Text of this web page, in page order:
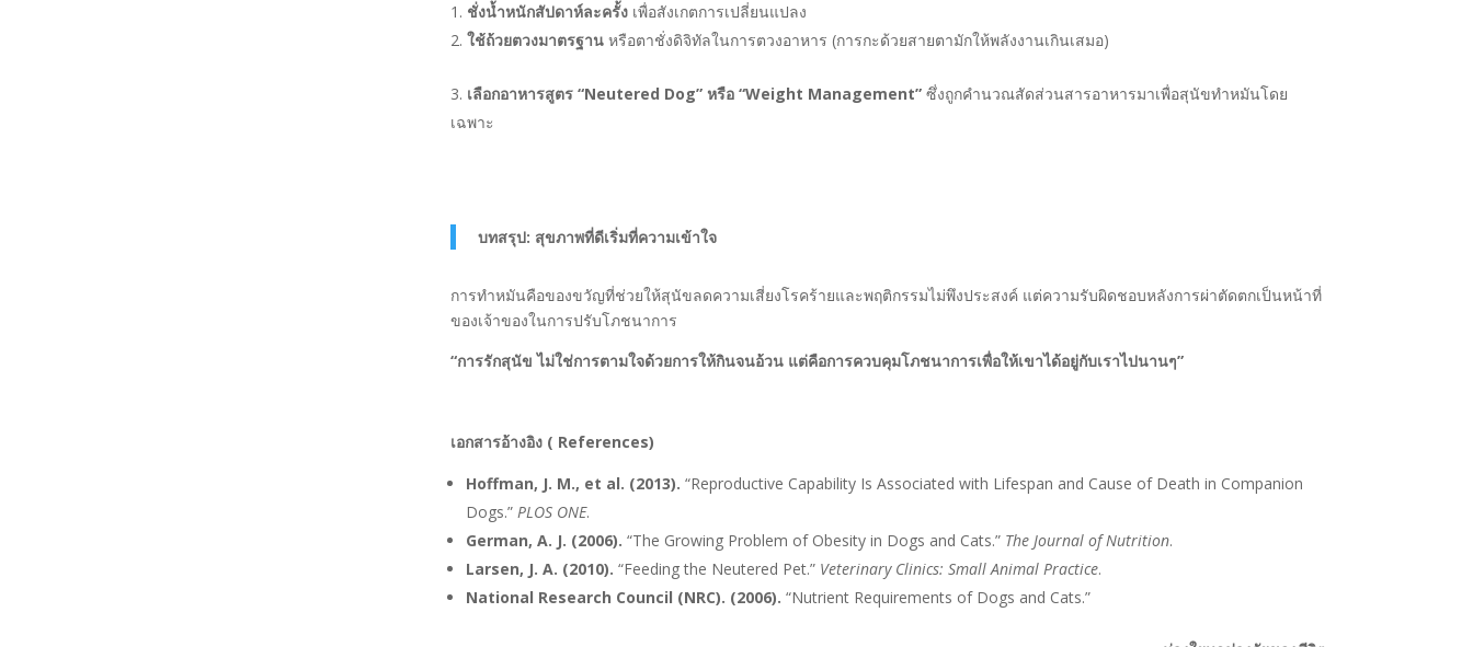
ชั่งน้ำหนักสัปดาห์ละครั้ง เพื่อสังเกตการเปลี่ยนแปลง
ใช้ถ้วยตวงมาตรฐาน หรือตาชั่งดิจิทัลในการตวงอาหาร (การกะด้วยสายตามักให้พลังงานเกินเสมอ)
เลือกอาหารสูตร “Neutered Dog”หรือ “Weight Management” ซึ่งถูกคำนวณสัดส่วนสารอาหารมาเพื่อสุนัขทำหมันโดย
เฉพาะ
บทสรุป: สุขภาพที่ดีเริ่มที่ความเข้าใจ
การทำหมันคือของขวัญที่ช่วยให้สุนัขลดความเสี่ยงโรคร้ายและพฤติกรรมไม่พึงประสงค์ แต่ความรับผิดชอบหลังการผ่าตัดตกเป็นหน้าที่
ของเจ้าของในการปรับโภชนาการ
“การรักสุนัข ไม่ใช่การตามใจด้วยการให้กินจนอ้วน แต่คือการควบคุมโภชนาการเพื่อให้เขาได้อยู่กับเราไปนานๆ”
เอกสารอ้างอิง ( References)
Hoffman, J. M., et al. (2013). “Reproductive Capability Is Associated with Lifespan and Cause of Death in Companion
Dogs.”PLOS ONE.
German, A. J. (2006). “The Growing Problem of Obesity in Dogs and Cats.” The Journal of Nutrition.
Larsen, J. A. (2010). “Feeding the Neutered Pet.” Veterinary Clinics: Small Animal Practice.
National Research Council (NRC). (2006). “Nutrient Requirements of Dogs and Cats.”